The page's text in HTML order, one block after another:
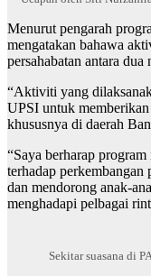
Menurut pengarah
mengatakan bahawa
persahabatan antara
“Aktiviti yang
UPSI untuk
khususnya di daerah
“Saya berharap
terhadap
dan mendorong anak-
menghadapi pelbagai
Sekitar suasana di